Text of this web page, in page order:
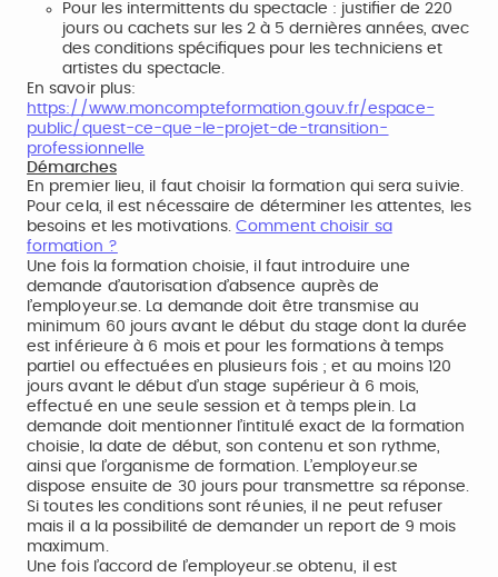
Pour les intermittents du spectacle : justifier de 220
jours ou cachets sur les 2 à 5 dernières années, avec
des conditions spécifiques pour les techniciens et
artistes du spectacle.
En savoir plus:
https://www.moncompteformation.gouv.fr/espace-
public/quest-ce-que-le-projet-de-transition-
professionnelle
Démarches
En premier lieu, il faut choisir la formation qui sera suivie.
Pour cela, il est nécessaire de déterminer les attentes, les
besoins et les motivations.Comment choisir sa
formation ?
Une fois la formation choisie, il faut introduire une
demande d’autorisation d’absence auprès de
l’employeur.se. La demande doit être transmise au
minimum 60 jours avant le début du stage dont la durée
est inférieure à 6 mois et pour les formations à temps
partiel ou effectuées en plusieurs fois ; et au moins 120
jours avant le début d’un stage supérieur à 6 mois,
effectué en une seule session et à temps plein. La
demande doit mentionner l’intitulé exact de la formation
choisie, la date de début, son contenu et son rythme,
ainsi que l’organisme de formation. L’employeur.se
dispose ensuite de 30 jours pour transmettre sa réponse.
Si toutes les conditions sont réunies, il ne peut refuser
mais il a la possibilité de demander un report de 9 mois
maximum.
Une fois l’accord de l’employeur.se obtenu, il est